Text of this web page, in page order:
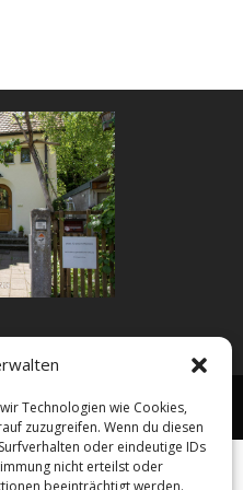
Technologien wie Cookies,
zuzugreifen. Wenn du diesen
oder eindeutige IDs
nicht erteilst oder
beeinträchtigt werden.
Datenschutz